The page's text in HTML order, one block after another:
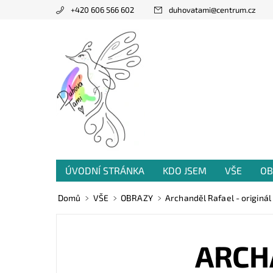
+420 606 566 602 duhovatami@centrum.cz
ÚVODNÍ STRÁNKA KDO JSEM VŠE
PRODANÁ TVORBA
VZKAZY OD VÁS
Domů VŠE OBRAZY Archanděl Rafael - originál